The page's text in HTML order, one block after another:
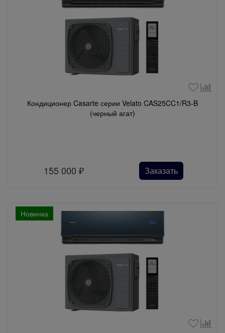
Кондиционер Casarte серии Velato CAS25CC1/R3-B
(черный агат)
155 000₽ Заказать
Новинка